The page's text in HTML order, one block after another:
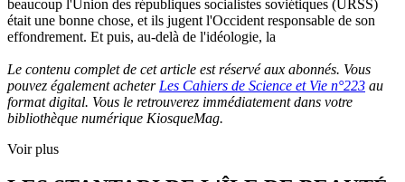
beaucoup l'Union des républiques socialistes soviétiques (URSS)
était une bonne chose, et ils jugent l'Occident responsable de son
effondrement. Et puis, au-delà de l'idéologie, la
Le contenu complet de cet article est réservé aux abonnés. Vous
pouvez également acheter Les Cahiers de Science et Vie n°223 au
format digital. Vous le retrouverez immédiatement dans votre
bibliothèque numérique KiosqueMag.
Voir plus